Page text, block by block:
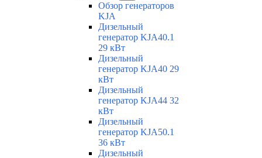
Обзор генераторов
KJA
Дизельный
генератор KJA40.1
29 кВт
Дизельный
генератор KJA40 29
кВт
Дизельный
генератор KJA44 32
кВт
Дизельный
генератор KJA50.1
36 кВт
Дизельный